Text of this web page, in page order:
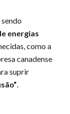
energias
como a
canadense
suprir
.